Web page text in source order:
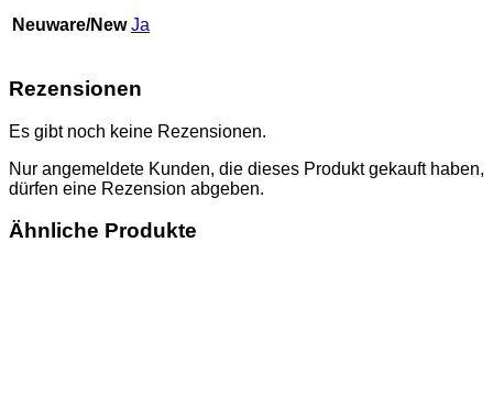
Neuware/New Ja
Rezensionen
Es gibt noch keine Rezensionen.
Nur angemeldete Kunden, die dieses Produkt gekauft haben,
dürfen eine Rezension abgeben.
Ähnliche Produkte